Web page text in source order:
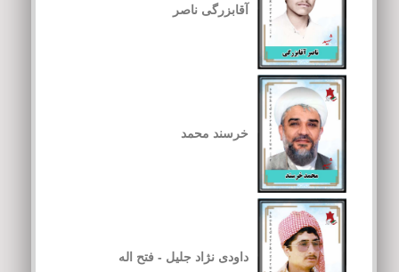
آقابزرگی ناصر
خرسند محمد
داودی نژاد جلیل - فتح اله